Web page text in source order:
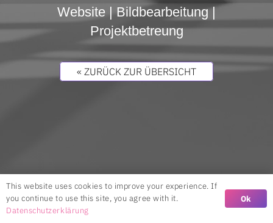
Website | Bildbearbeitung |
Projektbetreung
« ZURÜCK ZUR ÜBERSICHT
This website uses cookies to improve your experience. If
you continue to use this site, you agree with it.
Datenschutzerklärung
Ok